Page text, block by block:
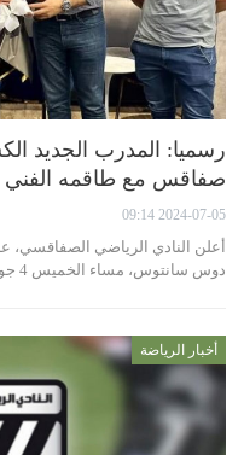
رسميا: المدرب الجديد
صفاقس مع طاقمه الفني
2024-07-05 09:14
أعلن النادي الرياضي الصفاقسي،
دوس سانتوس، مساء الخميس 4 جويلية 2024 إلى مدينة…
أخبار الرياضة